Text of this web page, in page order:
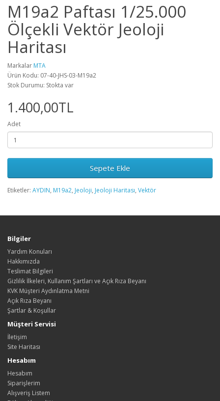
M19a2 Paftası 1/25.000
Ölçekli Vektör Jeoloji
Haritası
Markalar MTA
Ürün Kodu: 07-40-JHS-03-M19a2
Stok Durumu: Stokta var
1.400,00TL
Adet
Sepete Ekle
Etiketler: AYDIN, M19a2, Jeoloji, Jeoloji Haritası, Vektör
Bilgiler
Yardım Konuları
Hakkımızda
Teslimat Bilgileri
Gizlilik İlkeleri, Kullanım Şartları ve Açık Rıza Beyanı
KVK Müşteri Aydınlatma Metni
Açık Rıza Beyanı
Şartlar & Koşullar
Müşteri Servisi
İletişim
Site Haritası
Hesabım
Hesabım
Siparişlerim
Alışveriş Listem